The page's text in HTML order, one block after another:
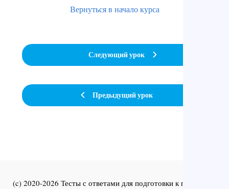
Предыдущий урок
Вернуться в начало курса
Следующий урок
(c) 2020-2026 Тесты с ответами для подготовки к первичной